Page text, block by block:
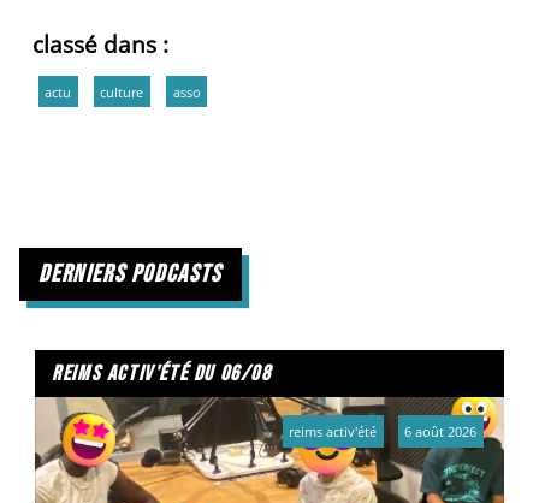
classé dans :
actu culture asso
derniers podcasts
reims activ'été du 06/08
reims activ'été 6 août 2026